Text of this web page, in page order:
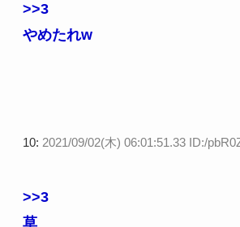
>>3
やめたれw
10: 2021/09/02(木) 06:01:51.33 ID:/
>>3
草